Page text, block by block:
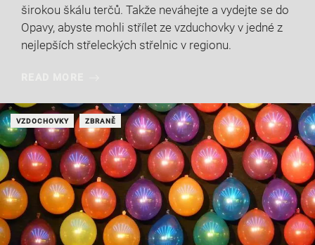
širokou škálu terčů. Takže neváhejte a vydejte se do
Opavy, abyste mohli střílet ze vzduchovky v jedné z
nejlepších střeleckých střelnic v regionu.
VZDOCHOVKY ZBRANĚ